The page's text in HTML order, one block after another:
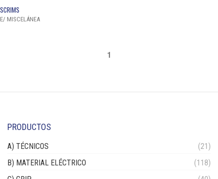
SCRIMS
E/ MISCELÁNEA
1
PRODUCTOS
A) TÉCNICOS
(21)
B) MATERIAL ELÉCTRICO
(118)